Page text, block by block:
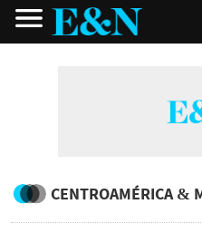
CENTROAMÉRICA &